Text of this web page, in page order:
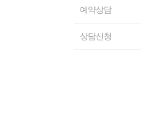
예약상담
상담신청